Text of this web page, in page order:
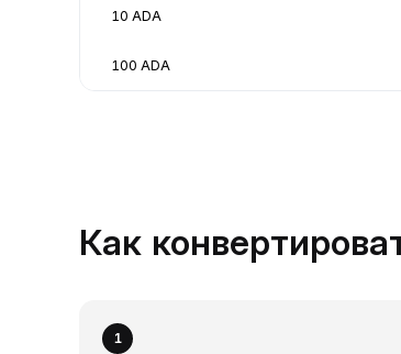
10 ADA
100 ADA
Как
1